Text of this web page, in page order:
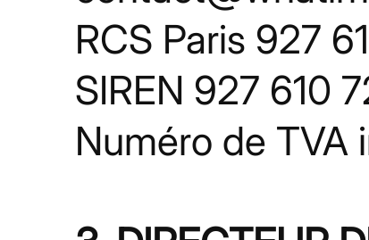
RCS Paris 927
SIREN 927 610
Numéro de TVA